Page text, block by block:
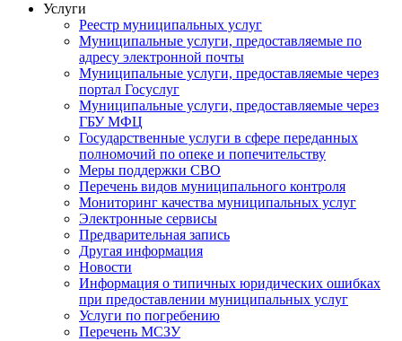
Услуги
Реестр муниципальных услуг
Муниципальные услуги, предоставляемые по
адресу электронной почты
Муниципальные услуги, предоставляемые через
портал Госуслуг
Муниципальные услуги, предоставляемые через
ГБУ МФЦ
Государственные услуги в сфере переданных
полномочий по опеке и попечительству
Меры поддержки СВО
Перечень видов муниципального контроля
Мониторинг качества муниципальных услуг
Электронные сервисы
Предварительная запись
Другая информация
Новости
Информация о типичных юридических ошибках
при предоставлении муниципальных услуг
Услуги по погребению
Перечень МСЗУ